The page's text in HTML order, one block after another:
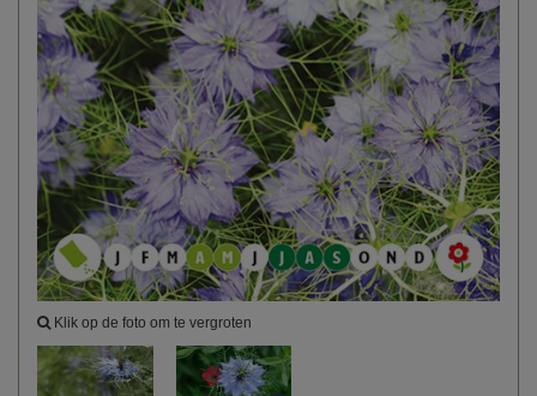
Klik op de foto om te vergroten